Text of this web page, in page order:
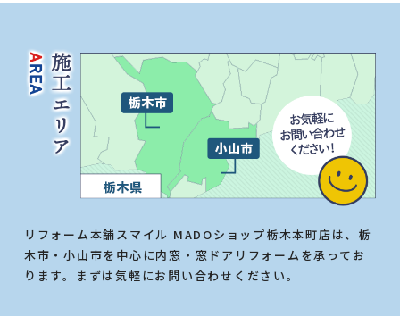
リフォーム本舗スマイル MADOショップ栃木本町店は、栃
木市・小山市を中心に内窓・窓ドアリフォームを承ってお
ります。まずは気軽にお問い合わせください。